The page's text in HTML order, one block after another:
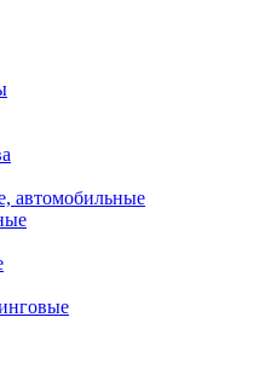
автомобильные